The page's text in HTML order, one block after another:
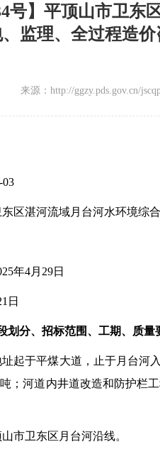
号】平顶山市卫
监理、全过程造
来源：http://ggzy.pds.gov.cn/
03
区湛河流域月台河水环境综
年4月29日
日
划分、招标范围、工期、质量
起于平煤大道，止于月台河
；河道内井道改造和防护栏
市卫东区月台河沿线。